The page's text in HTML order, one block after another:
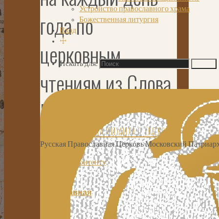
Устройство православного храма
Божественная литургия
Вход
☩
Искать для:
Храм Архистратига Михаила г. Краснодар
Русская Православная Церковь Московский
Перейти к контенту
Главная
года по
церковным
чтениям из Слова
Божия"
Суббота
(Рим. 15, 30–33;